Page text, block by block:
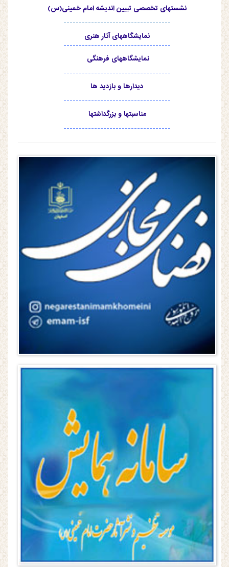
نشستهای تخصصی تبیین اندیشه امام خمینی(س)
-----------------------------------
نمایشگاههای آثار هنری
-----------------------------------
نمایشگاههای فرهنگی
-----------------------------------
دیدارها و بازدید ها
-----------------------------------
مناسبتها و بزرگداشتها
-----------------------------------